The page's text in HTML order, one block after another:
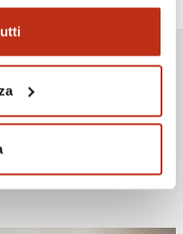
famille avec tout le
sur la mer. Elles sont
ou les groupes de trois